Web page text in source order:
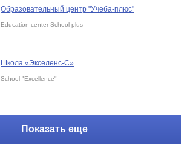
Образовательный центр "Учеба-плюс"
Education center School-plus
Школа «Экселенс-С»
School "Excellence"
Показать еще